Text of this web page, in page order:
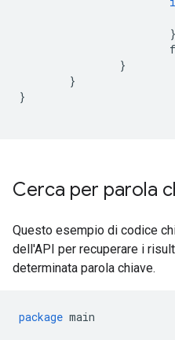
}
}
}
}
Cerca per parola
Questo esempio di codice
dell'API per recuperare i
determinata parola chiave.
package main